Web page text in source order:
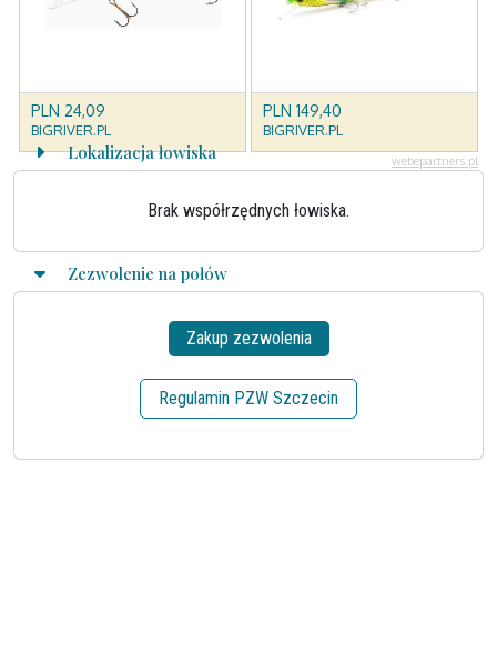
Lokalizacja łowiska
Brak współrzędnych łowiska.
Zezwolenie na połów
Zakup zezwolenia
Regulamin PZW Szczecin